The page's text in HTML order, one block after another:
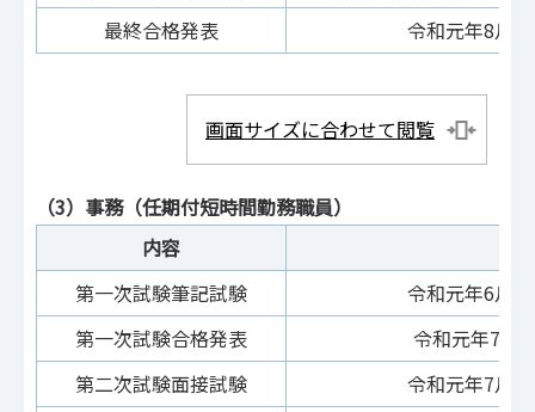
最終合格発表
令和元年8月
画面サイズに合わせて閲覧
（3）事務（任期付短時間勤務職員）
内容
第一次試験筆記試験
令和元年6月
第一次試験合格発表
令和元年7月
第二次試験面接試験
令和元年7月